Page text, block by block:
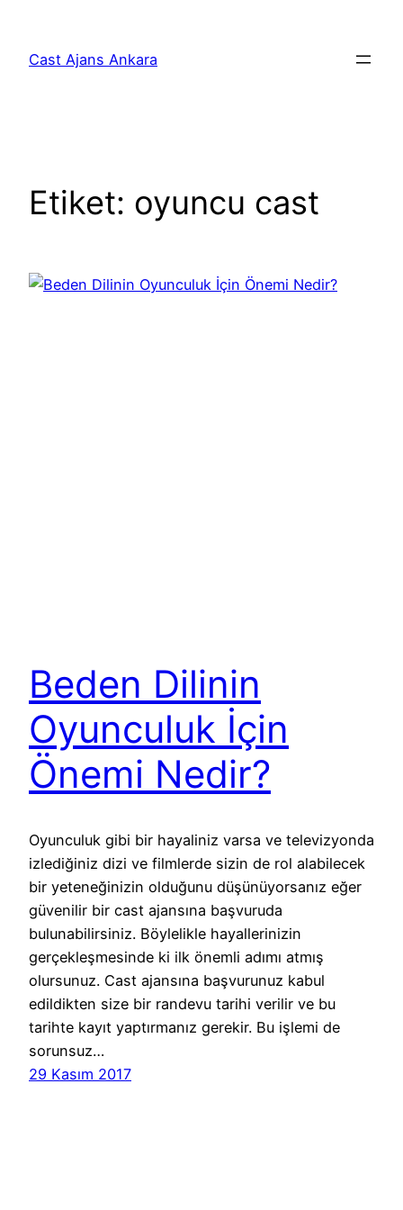
Cast Ajans Ankara
Etiket: oyuncu cast
Beden Dilinin
Oyunculuk İçin
Önemi Nedir?
Oyunculuk gibi bir hayaliniz varsa ve televizyonda
izlediğiniz dizi ve filmlerde sizin de rol alabilecek
bir yeteneğinizin olduğunu düşünüyorsanız eğer
güvenilir bir cast ajansına başvuruda
bulunabilirsiniz. Böylelikle hayallerinizin
gerçekleşmesinde ki ilk önemli adımı atmış
olursunuz. Cast ajansına başvurunuz kabul
edildikten size bir randevu tarihi verilir ve bu
tarihte kayıt yaptırmanız gerekir. Bu işlemi de
sorunsuz…
29 Kasım 2017